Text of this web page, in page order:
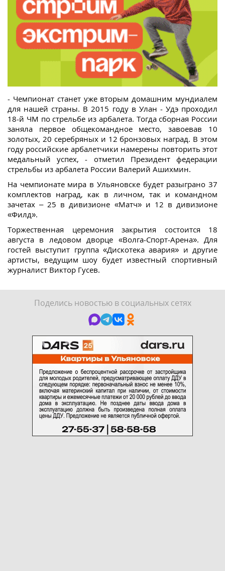
- Чемпионат станет уже вторым домашним мундиалем
для нашей страны. В 2015 году в Улан - Удэ проходил
18-й ЧМ по стрельбе из арбалета. Тогда сборная России
заняла первое общекомандное место, завоевав 10
золотых, 20 серебряных и 12 бронзовых наград. В этом
году российские арбалетчики намерены повторить этот
медальный успех, - отметил Президент федерации
стрельбы из арбалета России Валерий Ашихмин.
На чемпионате мира в Ульяновске будет разыграно 37
комплектов наград, как в личном, так и командном
зачетах – 25 в дивизионе «Матч» и 12 в дивизионе
«Филд».
Торжественная церемония закрытия состоится 18
августа в ледовом дворце «Волга-Спорт-Арена». Для
гостей выступит группа «Дискотека авария» и другие
артисты, ведущим шоу будет известный спортивный
журналист Виктор Гусев.
Поделись новостью в социальных сетях